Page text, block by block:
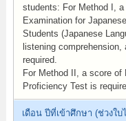
students: For Method I,
Examination for
Students (Japanese
listening
required.
For Method II, a score of
Proficiency Test is
เดือน ปีที่เข้าศึกษา (ช่วงใบ